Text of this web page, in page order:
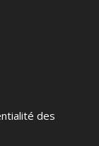
des